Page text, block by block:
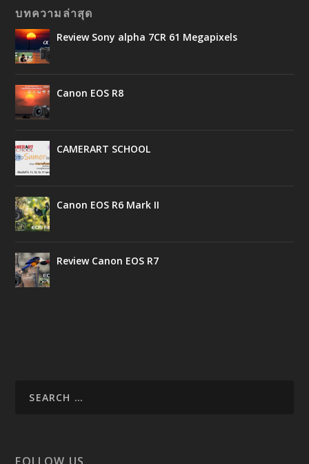
บทความล่าสุด
Review Sony alpha 7CR 61 Megapixels
Canon EOS R8
CAMERART SCHOOL
Canon EOS R6 Mark II
Review Canon EOS R7
FOLLOW US